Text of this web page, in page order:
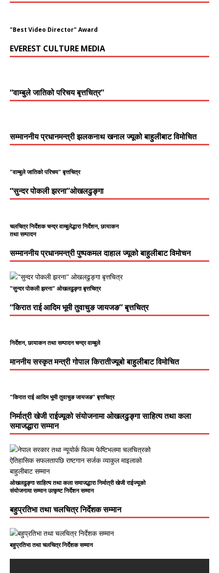
"Best Video Director" Award
EVEREST CULTURE MEDIA
“वाम्बुले जातिको परिचय बृत्तचित्र”
सम्माननीय प्रधानमन्त्री झलकनाथ खनाल ज्यूको बाहुलीबाट विमोचित
"वाम्बुले जातिको परिचय" बृत्तचित्र
“सुन्दर पोकली झरना”ओखलढुङ्गा
चलचित्र निर्देशक चन्द्र वाम्बुलेद्धारा निर्देशन, छायाकन
तथा सम्पादन
सम्माननीय प्रधानमन्त्री पुष्पकमल दाहाल ज्यूको बाहुलीबाट विमोचन
"सुन्दर पोकली झरना" ओखलढुङ्गा बृत्तचित्र
“किरात राई आदिम भूमी तुवाचुङ जायजङ” बृत्तचित्र
निर्देशन, छायाकन तथा सम्पादन चन्द्र वाम्बुले
माननीय सस्कृत मन्त्री गोपाल किरातीज्यूबो बाहुलीबाट विमोचित
"किरात राई आदिम भूमी तुवाचुङ जायजङ" बृत्तचित्र
निर्मात्री खेजी राईज्यूको संयोजनामा ओखलढुङ्गा साहित्य तथा कला
समाजद्धारा सम्मान
ओखलढुङ्गा साहित्य तथा कला समाजद्धारा निर्मात्री खेजी राईज्यूको
संयोजनामा सम्मान उत्कृष्ट निर्देशन सम्मान
बहुप्रतिभा तथा चलचित्र निर्देशक सम्मान
बहुप्रतिभा तथा चलचित्र निर्देशक सम्मान